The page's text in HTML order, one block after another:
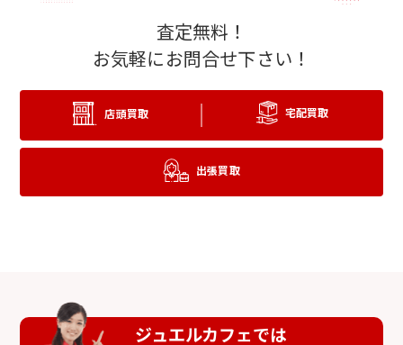
査定無料！
お気軽にお問合せ下さい！
店頭買取 宅配買取
出張買取
ジュエルカフェでは